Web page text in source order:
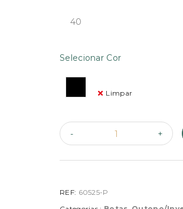
40
Selecionar Cor
Limpar
REF: 60525-P